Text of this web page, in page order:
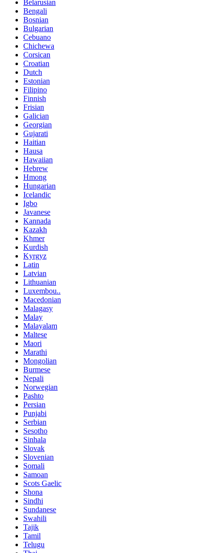
Belarusian
Bengali
Bosnian
Bulgarian
Cebuano
Chichewa
Corsican
Croatian
Dutch
Estonian
Filipino
Finnish
Frisian
Galician
Georgian
Gujarati
Haitian
Hausa
Hawaiian
Hebrew
Hmong
Hungarian
Icelandic
Igbo
Javanese
Kannada
Kazakh
Khmer
Kurdish
Kyrgyz
Latin
Latvian
Lithuanian
Luxembou..
Macedonian
Malagasy
Malay
Malayalam
Maltese
Maori
Marathi
Mongolian
Burmese
Nepali
Norwegian
Pashto
Persian
Punjabi
Serbian
Sesotho
Sinhala
Slovak
Slovenian
Somali
Samoan
Scots Gaelic
Shona
Sindhi
Sundanese
Swahili
Tajik
Tamil
Telugu